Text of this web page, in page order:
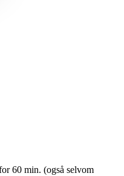
60 min. (også selvom